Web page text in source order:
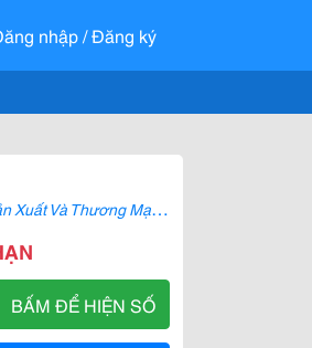
nhập / Đăng ký
C
ông Ty TNHH Sản Xuất Và Thương Mại Uy Vũ
BẤM ĐỂ HIỆN SỐ